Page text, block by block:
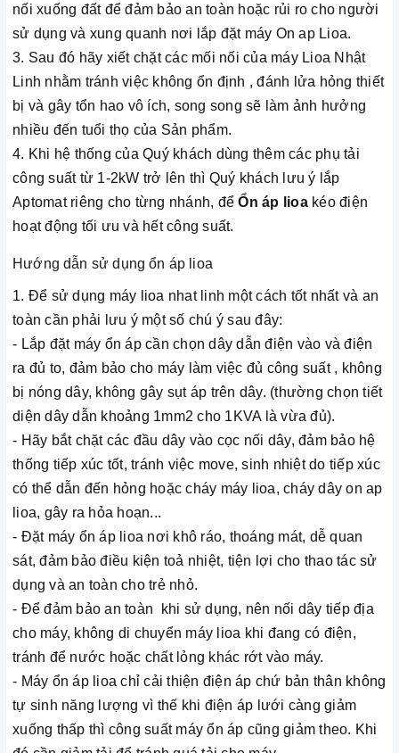
nối xuống đất để đảm bảo an toàn hoặc rủi ro cho người
sử dụng và xung quanh nơi lắp đặt máy On ap Lioa.
3. Sau đó hãy xiết chặt các mối nối của máy Lioa Nhật
Linh nhằm tránh việc không ổn định , đánh lửa hỏng thiết
bị và gây tổn hao vô ích, song song sẽ làm ảnh hưởng
nhiều đến tuổi thọ của Sản phẩm.
4. Khi hệ thống của Quý khách dùng thêm các phụ tải
công suất từ 1-2kW trở lên thì Quý khách lưu ý lắp
Aptomat riêng cho từng nhánh, đểỔn áp lioakéo điện
hoạt động tối ưu và hết công suất.
Hướng dẫn sử dụng ổn áp lioa
1. Để sử dụng máy lioa nhat linh một cách tốt nhất và an
toàn cần phải lưu ý một số chú ý sau đây:
- Lắp đặt máy ổn áp cần chọn dây dẫn điện vào và điện
ra đủ to, đảm bảo cho máy làm việc đủ công suất , không
bị nóng dây, không gây sụt áp trên dây. (thường chọn tiết
diện dây dẫn khoảng 1mm2 cho 1KVA là vừa đủ).
- Hãy bắt chặt các đầu dây vào cọc nối dây, đảm bảo hệ
thống tiếp xúc tốt, tránh việc move, sinh nhiệt do tiếp xúc
có thể dẫn đến hỏng hoặc cháy máy lioa, cháy dây on ap
lioa, gây ra hỏa hoạn...
- Đặt máy ổn áp lioa nơi khô ráo, thoáng mát, dễ quan
sát, đảm bảo điều kiện toả nhiệt, tiện lợi cho thao tác sử
dụng và an toàn cho trẻ nhỏ.
- Để đảm bảo an toàn khi sử dụng, nên nối dây tiếp địa
cho máy, không di chuyển máy lioa khi đang có điện,
tránh để nước hoặc chất lỏng khác rớt vào máy.
- Máy ổn áp lioa chỉ cải thiện điện áp chứ bản thân không
tự sinh năng lượng vì thế khi điện áp lưới càng giảm
xuống thấp thì công suất máy ổn áp cũng giảm theo. Khi